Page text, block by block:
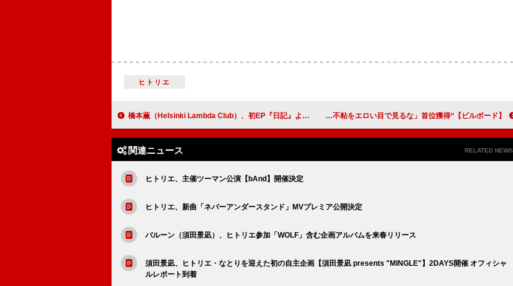
ヒトリエ
橋本薫（Helsinki Lambda Club）、初EP『日記』よりインスト曲「Setagaya」配信リリース 【ビルボード】“ニコニコ VOCALOID SONGS TOP20”、山本「三不粘をエロい目で見るな」首位獲得
関連ニュース RELATED NEWS
ヒトリエ、主催ツーマン公演【bAnd】開催決定
ヒトリエ、新曲「ネバーアンダースタンド」MVプレミア公開決定
バルーン（須田景凪）、ヒトリエ参加「WOLF」含む企画アルバムを来春リリース
須田景凪、ヒトリエ・なとりを迎えた初の自主企画【須田景凪 presents "MINGLE"】2DAYS開催 オフィシャ
ルレポート到着